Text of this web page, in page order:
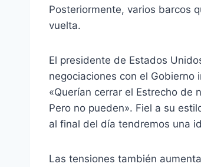
Posteriormente, varios barcos
vuelta.
El presidente de Estados
negociaciones con el Gobierno
«Querían cerrar el Estrecho de
Pero no pueden». Fiel a su
al final del día tendremos una
Las tensiones también